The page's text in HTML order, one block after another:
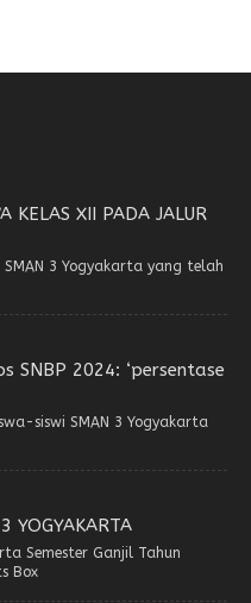
KELAS XII PADA JALUR
3 Yogyakarta yang telah
SNBP 2024: ‘persentase
siswi SMAN 3 Yogyakarta
YOGYAKARTA
Semester Ganjil Tahun
Box